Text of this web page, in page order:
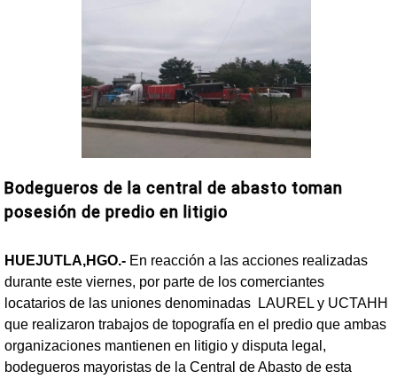
Bodegueros de la central de abasto toman
posesión de predio en litigio
HUEJUTLA,HGO.- En reacción a las acciones realizadas
durante este viernes, por parte de los comerciantes
locatarios de las uniones denominadas LAUREL y UCTAHH
que realizaron trabajos de topografía en el predio que ambas
organizaciones mantienen en litigio y disputa legal,
bodegueros mayoristas de la Central de Abasto de esta